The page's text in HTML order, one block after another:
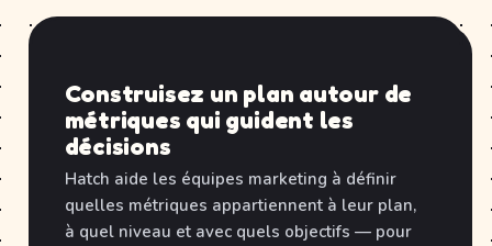
Construisez un plan autour de
métriques qui guident les
décisions
Hatch aide les équipes marketing à définir
quelles métriques appartiennent à leur plan,
à quel niveau et avec quels objectifs — pour